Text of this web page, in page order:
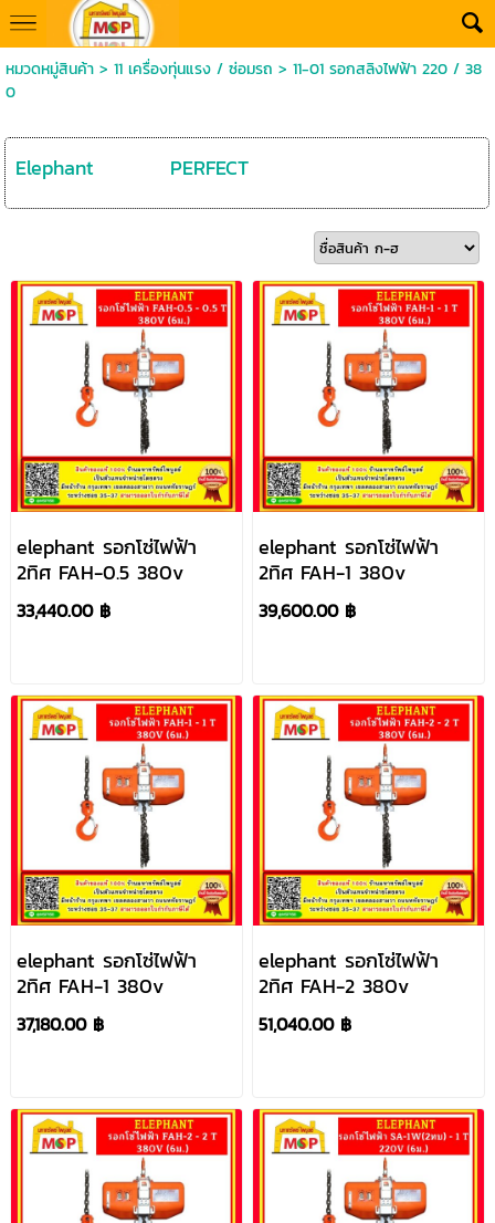
หมวดหมู่สินค้า> 11 เครื่องทุ่นแรง / ซ่อมรถ > 11-01 รอกสลิงไฟฟ้า 220 / 38
0
Elephant PERFECT
elephant รอกโซ่ไฟฟ้า
2ทิศ FAH-0.5 380v
33,440.00 ฿
elephant รอกโซ่ไฟฟ้า
2ทิศ FAH-1 380v
39,600.00 ฿
elephant รอกโซ่ไฟฟ้า
2ทิศ FAH-1 380v
37,180.00 ฿
elephant รอกโซ่ไฟฟ้า
2ทิศ FAH-2 380v
51,040.00 ฿